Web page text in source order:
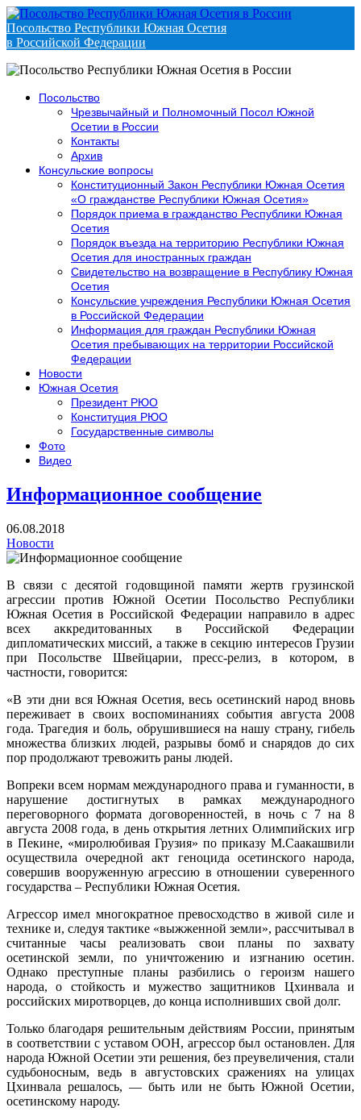
Посольство Республики Южная Осетия
в Российской Федерации
Посольство
Чрезвычайный и Полномочный Посол Южной
Осетии в России
Контакты
Архив
Консульские вопросы
Конституционный Закон Республики Южная Осетия
«О гражданстве Республики Южная Осетия»
Порядок приема в гражданство Республики Южная
Осетия
Порядок въезда на территорию Республики Южная
Осетия для иностранных граждан
Свидетельство на возвращение в Республику Южная
Осетия
Консульские учреждения Республики Южная Осетия
в Российской Федерации
Информация для граждан Республики Южная
Осетия пребывающих на территории Российской
Федерации
Новости
Южная Осетия
Президент РЮО
Конституция РЮО
Государственные символы
Фото
Видео
Информационное сообщение
06.08.2018
Новости
В связи с десятой годовщиной памяти жертв грузинской
агрессии против Южной Осетии Посольство Республики
Южная Осетия в Российской Федерации направило в адрес
всех аккредитованных в Российской Федерации
дипломатических миссий, а также в секцию интересов Грузии
при Посольстве Швейцарии, пресс-релиз, в котором, в
частности, говорится:
«В эти дни вся Южная Осетия, весь осетинский народ вновь
переживает в своих воспоминаниях события августа 2008
года. Трагедия и боль, обрушившиеся на нашу страну, гибель
множества близких людей, разрывы бомб и снарядов до сих
пор продолжают тревожить раны людей.
Вопреки всем нормам международного права и гуманности, в
нарушение достигнутых в рамках международного
переговорного формата договоренностей, в ночь с 7 на 8
августа 2008 года, в день открытия летних Олимпийских игр
в Пекине, «миролюбивая Грузия» по приказу М.Саакашвили
осуществила очередной акт геноцида осетинского народа,
совершив вооруженную агрессию в отношении суверенного
государства – Республики Южная Осетия.
Агрессор имел многократное превосходство в живой силе и
технике и, следуя тактике «выжженной земли», рассчитывал в
считанные часы реализовать свои планы по захвату
осетинской земли, по уничтожению и изгнанию осетин.
Однако преступные планы разбились о героизм нашего
народа, о стойкость и мужество защитников Цхинвала и
российских миротворцев, до конца исполнивших свой долг.
Только благодаря решительным действиям России, принятым
в соответствии с уставом ООН, агрессор был остановлен. Для
народа Южной Осетии эти решения, без преувеличения, стали
судьбоносным, ведь в августовских сражениях на улицах
Цхинвала решалось, — быть или не быть Южной Осетии,
осетинскому народу.